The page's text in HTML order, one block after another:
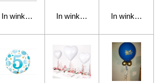
In winkelwagen In winkelwagen In